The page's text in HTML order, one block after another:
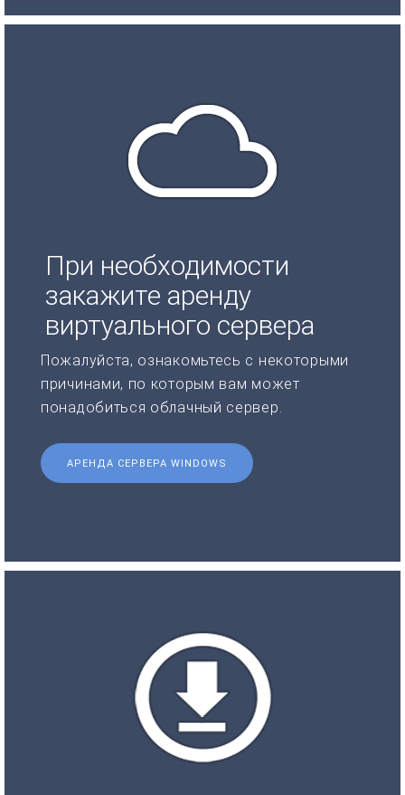
При необходимости
закажите аренду
виртуального сервера
Пожалуйста, ознакомьтесь с некоторыми
причинами, по которым вам может
понадобиться облачный сервер.
АРЕНДА СЕРВЕРА WINDOWS